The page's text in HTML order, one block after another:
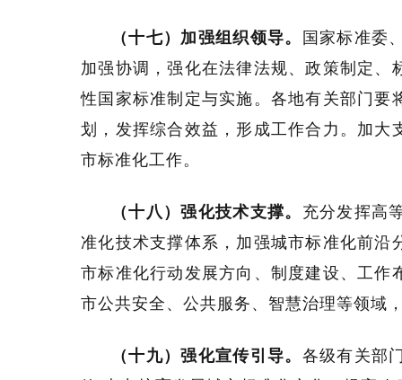
（十七）加强组织领导。
国家标准委
加强协调，强化在法律法规、政策制定
性国家标准制定与实施。各地有关部门
划，发挥综合效益，形成工作合力。加
市标准化工作。
（十八）强化技术支撑。 充分发挥高
准化技术支撑体系，加强城市标准化前
市标准化行动发展方向、制度建设、工
市公共安全、公共服务、智慧治理等领域
（十九）强化宣传引导。 各级有关部